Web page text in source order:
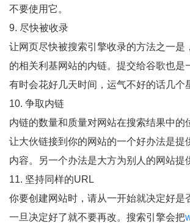
不要使用它。
9. 尽快被收录
让网页尽快被搜索引擎收录的方法之一是
的相关利基网站的内链。提交给谷歌也是
有时会花好几天时间，运气不好的话几个
10. 争取内链
内链的数量和质量对网站在搜索结果中的
让大伙链接到你的网站的一个好办法是提
内容。另一个办法是大方为别人的网站提
11. 坚持同样的URL
你要创建网站时，请从一开始就决定好是
一旦决定好了就不要再改。搜索引擎会把